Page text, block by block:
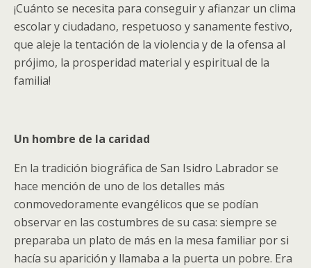
¡Cuánto se necesita para conseguir y afianzar un clima
escolar y ciudadano, respetuoso y sanamente festivo,
que aleje la tentación de la violencia y de la ofensa al
prójimo, la prosperidad material y espiritual de la
familia!
Un hombre de la caridad
En la tradición biográfica de San Isidro Labrador se
hace mención de uno de los detalles más
conmovedoramente evangélicos que se podían
observar en las costumbres de su casa: siempre se
preparaba un plato de más en la mesa familiar por si
hacía su aparición y llamaba a la puerta un pobre. Era